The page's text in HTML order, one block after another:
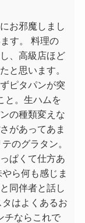
お邪魔しまし
す。 料理の
、高級店ほど
と思います。
ピタパンが突
と。生ハムを
の種類変えな
があってあま
のグラタン。
ぱくて仕方あ
ら何も感じま
同伴者と話し
はよくあるお
チならこれで